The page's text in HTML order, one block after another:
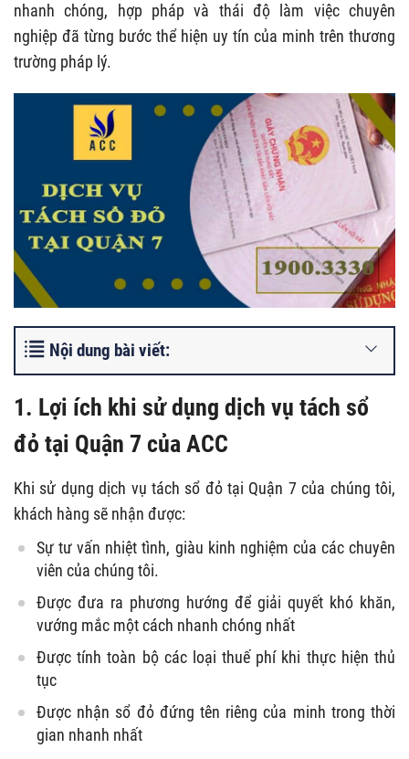
nhanh chóng, hợp pháp và thái độ làm việc chuyên
nghiệp đã từng bước thể hiện uy tín của minh trên thương
trường pháp lý.
Nội dung bài viết:
1. Lợi ích khi sử dụng dịch vụ tách sổ
đỏ tại Quận 7 của ACC
Khi sử dụng dịch vụ tách sổ đỏ tại Quận 7 của chúng tôi,
khách hàng sẽ nhận được:
Sự tư vấn nhiệt tình, giàu kinh nghiệm của các chuyên
viên của chúng tôi.
Được đưa ra phương hướng để giải quyết khó khăn,
vướng mắc một cách nhanh chóng nhất
Được tính toàn bộ các loại thuế phí khi thực hiện thủ
tục
Được nhận sổ đỏ đứng tên riêng của minh trong thời
gian nhanh nhất